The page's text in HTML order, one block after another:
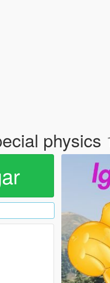
physics